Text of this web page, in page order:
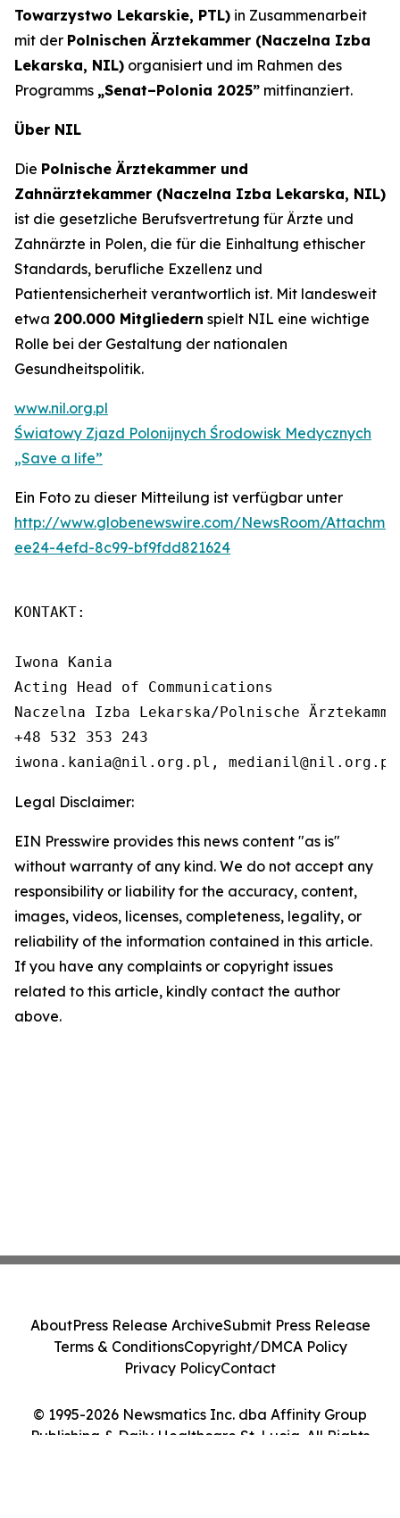
Towarzystwo Lekarskie, PTL) in Zusammenarbeit
mit der Polnischen Ärztekammer (Naczelna Izba
Lekarska, NIL) organisiert und im Rahmen des
Programms „Senat–Polonia 2025” mitfinanziert.
Über NIL
Die Polnische Ärztekammer und
Zahnärztekammer (Naczelna Izba Lekarska, NIL)
ist die gesetzliche Berufsvertretung für Ärzte und
Zahnärzte in Polen, die für die Einhaltung ethischer
Standards, berufliche Exzellenz und
Patientensicherheit verantwortlich ist. Mit landesweit
etwa 200.000 Mitgliedern spielt NIL eine wichtige
Rolle bei der Gestaltung der nationalen
Gesundheitspolitik.
www.nil.org.pl
Światowy Zjazd Polonijnych Środowisk Medycznych
„Save a life”
Ein Foto zu dieser Mitteilung ist verfügbar unter
http://www.globenewswire.com/NewsRoom/
ee24-4efd-8c99-bf9fdd821624
KONTAKT:
Iwona Kania
Acting Head of Communications
Naczelna Izba Lekarska/Polnische
+48 532 353 243
iwona.kania@nil.org.pl, medianil@nil.org.pl
Legal Disclaimer:
EIN Presswire provides this news content "as is"
without warranty of any kind. We do not accept any
responsibility or liability for the accuracy, content,
images, videos, licenses, completeness, legality, or
reliability of the information contained in this article.
If you have any complaints or copyright issues
related to this article, kindly contact the author
above.
© 1995-2026 Newsmatics Inc. dba Affinity Group
Publishing & Daily Healthcare St. Lucia. All Rights
AboutPress Release ArchiveSubmit Press Release
Terms & ConditionsCopyright/DMCA Policy
Privacy PolicyContact